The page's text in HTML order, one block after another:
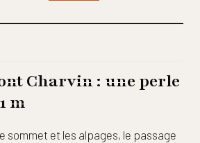
Charvin : une perle
m
sommet et les alpages, le passage